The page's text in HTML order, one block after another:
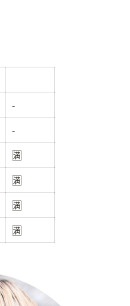
-
-
🈵
🈵
🈵
🈵